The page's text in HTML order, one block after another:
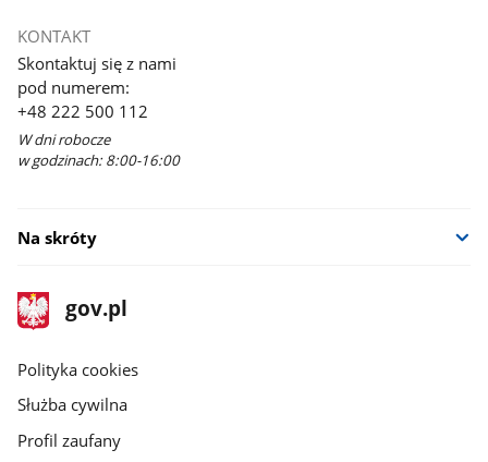
KONTAKT
Skontaktuj się z nami
pod numerem:
+48 222 500 112
W dni robocze
w godzinach: 8:00-16:00
Na skróty
stopka
gov.pl
Strona
gov.pl
gov.pl
Polityka cookies
Służba cywilna
Profil zaufany